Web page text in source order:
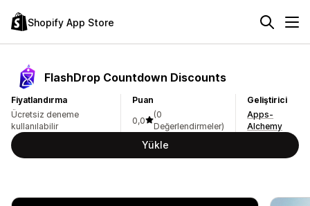
Shopify App Store
FlashDrop Countdown Discounts
Fiyatlandırma
Ücretsiz deneme
kullanılabilir
Puan
0,0
(0
Değerlendirmeler)
Geliştirici
Apps-
Alchemy
Yükle